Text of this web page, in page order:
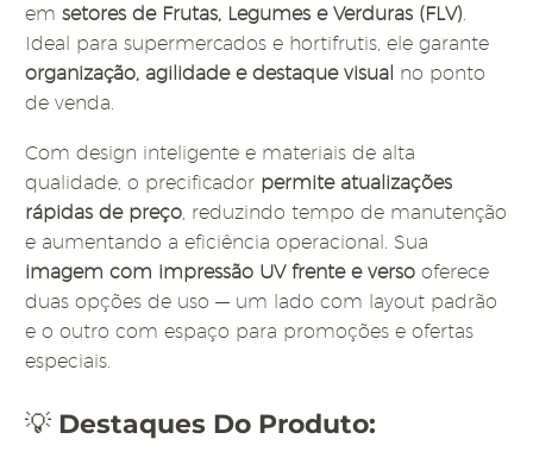
em setores de Frutas, Legumes e Verduras (FLV).
Ideal para supermercados e hortifrutis, ele garante
organização, agilidade e destaque visual no ponto
de venda.
Com design inteligente e materiais de alta
qualidade, o precificador permite atualizações
rápidas de preço, reduzindo tempo de manutenção
e aumentando a eficiência operacional. Sua
imagem com impressão UV frente e verso oferece
duas opções de uso — um lado com layout padrão
e o outro com espaço para promoções e ofertas
especiais.
💡 Destaques Do Produto: